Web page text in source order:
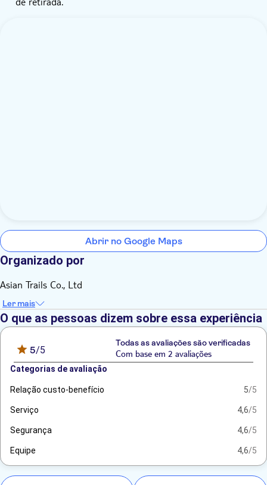
Abrir no Google Maps
Organizado por
Asian Trails Co., Ltd
Ler mais
O que as pessoas dizem sobre essa experiência
5/5
Todas as avaliações são verificadas
Com base em 2 avaliações
Categorias de avaliação
Relação custo-benefício 5/5
Serviço 4,6/5
Segurança 4,6/5
Equipe 4,6/5